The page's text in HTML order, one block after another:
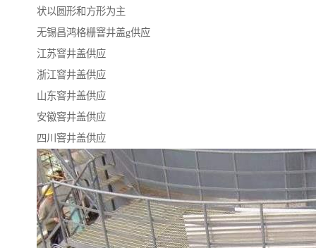
状以圆形和方形为主
无锡昌鸿格栅窨井盖g供应
江苏窨井盖供应
浙江窨井盖供应
山东窨井盖供应
安徽窨井盖供应
四川窨井盖供应